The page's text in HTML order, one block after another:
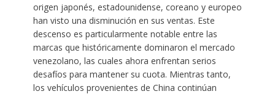
origen japonés, estadounidense, coreano y europeo
han visto una disminución en sus ventas. Este
descenso es particularmente notable entre las
marcas que históricamente dominaron el mercado
venezolano, las cuales ahora enfrentan serios
desafíos para mantener su cuota. Mientras tanto,
los vehículos provenientes de China continúan